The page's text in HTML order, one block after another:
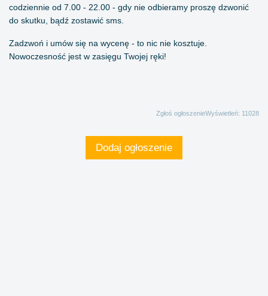
codziennie od 7.00 - 22.00 - gdy nie odbieramy proszę dzwonić
do skutku, bądź zostawić sms.
Zadzwoń i umów się na wycenę - to nic nie kosztuje.
Nowoczesność jest w zasięgu Twojej ręki!
Zgłoś ogłoszenieWyświetleń: 11028
Dodaj ogłoszenie